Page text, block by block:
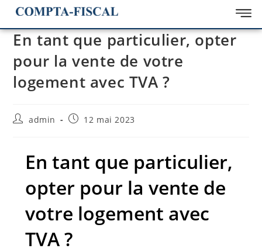
En tant que particulier, opter
pour la vente de votre
logement avec TVA ?
admin 12 mai 2023
En tant que particulier,
opter pour la vente de
votre logement avec
TVA ?